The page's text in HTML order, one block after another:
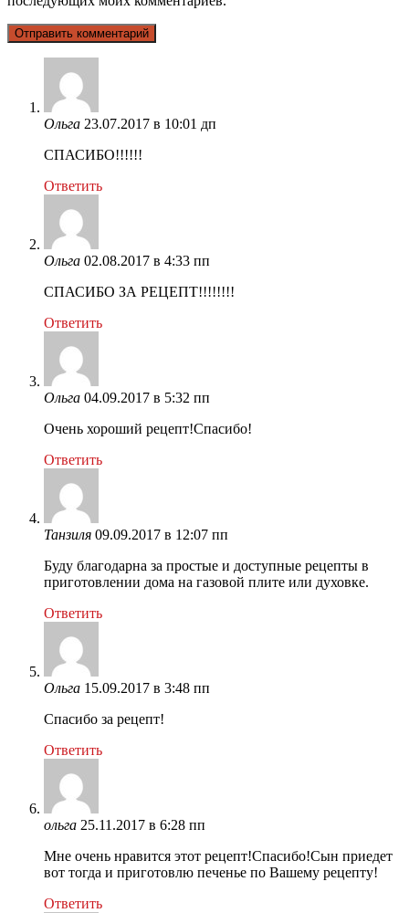
Ольга 23.07.2017 в 10:01 дп
СПАСИБО!!!!!!
Ответить
Ольга 02.08.2017 в 4:33 пп
СПАСИБО ЗА РЕЦЕПТ!!!!!!!!
Ответить
Ольга 04.09.2017 в 5:32 пп
Очень хороший рецепт!Спасибо!
Ответить
Танзиля 09.09.2017 в 12:07 пп
Буду благодарна за простые и доступные рецепты в
приготовлении дома на газовой плите или духовке.
Ответить
Ольга 15.09.2017 в 3:48 пп
Спасибо за рецепт!
Ответить
ольга 25.11.2017 в 6:28 пп
Мне очень нравится этот рецепт!Спасибо!Сын приедет
вот тогда и приготовлю печенье по Вашему рецепту!
Ответить